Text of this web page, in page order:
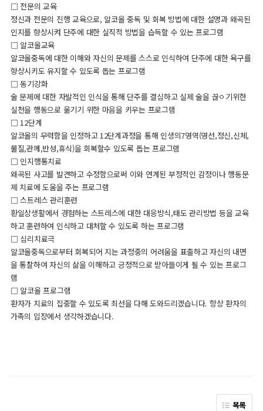
□ 전문의 교육
정신과 전문의 진행 교육으로, 알코올 중독 및 회복 방법에 대한 설명과 왜곡된
인지를 향상시켜 단주에 대한 실직적 방법을 습득할 수 있는 프로그램
□ 알코올교육
알코올중독에 대한 이해와 자신의 문제를 스스로 인식하여 단주에 대한 욕구를
향상시키도 유지할 수 있도록 돕는 프로그램
□ 동기강화
술 문제에 대한 자발적인 인식을 통해 단주를 결심하고 실제 술을 끊ㅇ기위한
실천을 행동으로 옮기기 위한 마음을 키우는 프로그램
□ 12단계
알코올의 무력함을 인정하고 12단계과정을 통해 인생의7영역(영선,정신,신체,
물질,관께,반성,휴식)을 회복할수 있도록 돕는 프로그램
□ 인지행통치료
왜곡된 사고를 발견하고 수정함으로써 이와 연계된 부정적인 감정이나 행동문
제 치료에 도움을 주는 프로그램
□ 스트레스 관리훈련
환일상생활에서 경험하는 스트레스에 대한 대응방식,태도 관리방법 등을 교육
하고 훈련하여 인식하고 대처할 수 있도록 하는 프로그램
□ 심리치료극
알코올중독으로부터 회복되어 지는 과정중의 어려움을 표출하고 자신의 내면
을 통찰하여 자신의 삶을 이해하고 긍정적으로 받아들이게 될 수 있는 프로그
램
□ 알코올 프로그램
환자가 치료의 집중할 수 있도록 최선을 다해 도와드리겠습니다. 항상 환자의
가족의 입장에서 생각하겠습니다.
목록